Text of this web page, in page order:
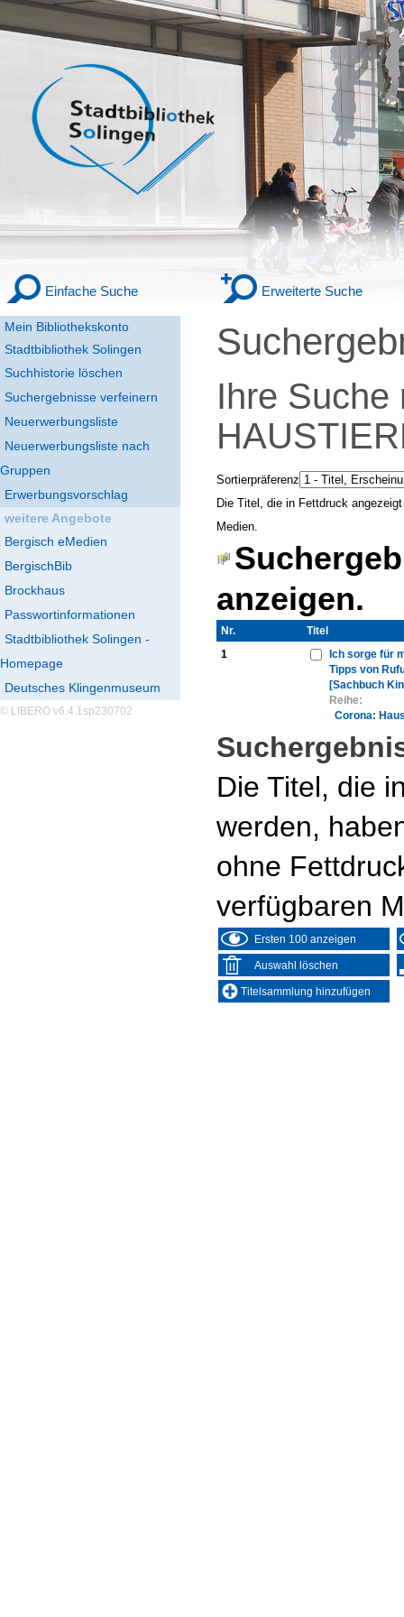
Mein Bibliothekskonto
Stadtbibliothek Solingen
Einfache Suche Erweiterte Suche
Suchhistorie löschen
Suchergebnisse verfeinern
Neuerwerbungsliste
Neuerwerbungsliste nach
Gruppen
Erwerbungsvorschlag
weitere Angebote
Bergisch eMedien
BergischBib
Brockhaus
Passwortinformationen
Stadtbibliothek Solingen -
Homepage
Deutsches Klingenmuseum
© LIBERO v6.4.1sp230702
Ihre
Sortierpräferenz
Die Titel, die in Fettdruck
Medien.
anzeigen.
Nr.
Titel
1
Ich sorge für
Tipps von
[Sachbuch
Reihe:
Corona:
Die Titel, die
werden,
ohne
verfügbaren